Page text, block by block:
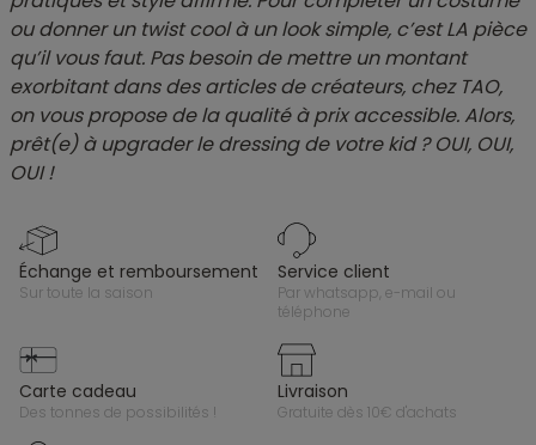
ou donner un twist cool à un look simple, c’est LA pièce
qu’il vous faut. Pas besoin de mettre un montant
exorbitant dans des articles de créateurs, chez TAO,
on vous propose de la qualité à prix accessible. Alors,
prêt(e) à upgrader le dressing de votre kid ? OUI, OUI,
OUI !
échange et remboursement
sur toute la saison
service client
par whatsapp, e-mail ou
téléphone
carte cadeau
des tonnes de possibilités !
livraison
gratuite dès 10€ d'achats